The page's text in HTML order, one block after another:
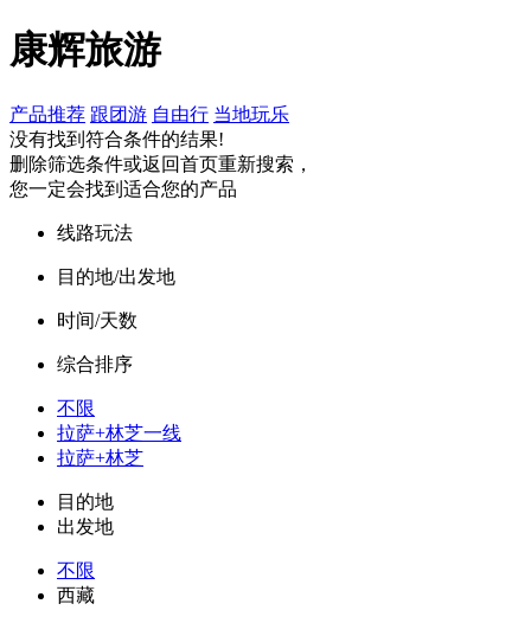
康辉旅游
产品推荐 跟团游 自由行 当地玩乐
没有找到符合条件的结果!
删除筛选条件或返回首页重新搜索，
您一定会找到适合您的产品
线路玩法
目的地/出发地
时间/天数
综合排序
不限
拉萨+林芝一线
拉萨+林芝
目的地
出发地
不限
西藏